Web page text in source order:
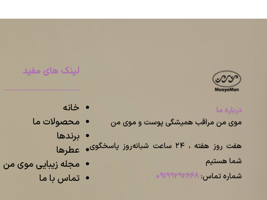
درباره ما
موی من مراقب همیشگی پوست و موی من
هفت روز هفته ، ۲۴ ساعت شبانه‌روز پاسخگوی
شما هستیم
شماره تماس: 09199292668
لینک های مفید
خانه
محصولات ما
برندها
عطرها
مجله زیبایی موی من
تماس با ما